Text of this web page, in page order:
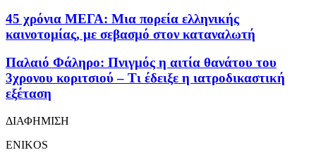
45 χρόνια ΜΕΓΑ: Μια πορεία ελληνικής
καινοτομίας, με σεβασμό στον καταναλωτή
Παλαιό Φάληρο: Πνιγμός η αιτία θανάτου του
3χρονου κοριτσιού – Τι έδειξε η ιατροδικαστική
εξέταση
ΔΙΑΦΗΜΙΣΗ
ENIKOS